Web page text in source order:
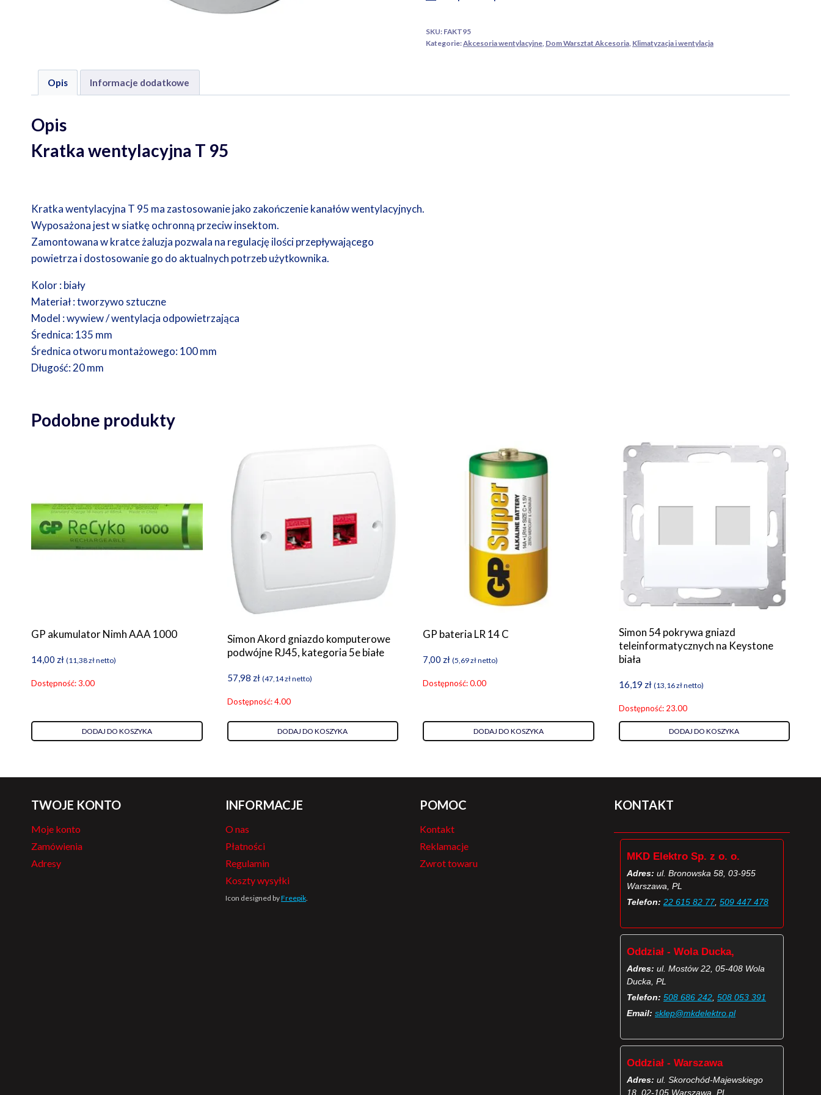
SKU: FAKT95
Kategorie:Akcesoria wentylacyjne, Dom Warsztat Akcesoria, Klimatyzacja i wentylacja
Opis Informacje dodatkowe
Opis
Kratka wentylacyjna T 95
Kratka wentylacyjna T 95 ma zastosowanie jako zakończenie kanałów wentylacyjnych.
Wyposażona jest w siatkę ochronną przeciw insektom.
Zamontowana w kratce żaluzja pozwala na regulację ilości przepływającego
powietrza i dostosowanie go do aktualnych potrzeb użytkownika.
Kolor : biały
Materiał : tworzywo sztuczne
Model : wywiew / wentylacja odpowietrzająca
Średnica: 135 mm
Średnica otworu montażowego: 100 mm
Długość: 20 mm
Podobne produkty
GP akumulator Nimh AAA 1000
14,00 zł (11,38złnetto)
Dostępność: 3.00
DODAJ DO KOSZYKA
Simon Akord gniazdo komputerowe
podwójne RJ45, kategoria 5e białe
57,98 zł (47,14złnetto)
Dostępność: 4.00
DODAJ DO KOSZYKA
GP bateria LR 14 C
7,00 zł (5,69złnetto)
Dostępność: 0.00
DODAJ DO KOSZYKA
Simon 54 pokrywa gniazd
teleinformatycznych na Keystone
biała
16,19 zł (13,16złnetto)
Dostępność: 23.00
DODAJ DO KOSZYKA
TWOJE KONTO
Moje konto
Zamówienia
Adresy
INFORMACJE
O nas
Płatności
Regulamin
Koszty wysyłki
Icon designed byFreepik
POMOC
Kontakt
Reklamacje
Zwrot towaru
KONTAKT
MKD Elektro Sp. z o. o.
Adres: ul. Bronowska 58, 03-955
Warszawa, PL
Telefon: 22 615 82 77, 509 447 478
Oddział - Wola Ducka,
Adres: ul. Mostów 22, 05-408 Wola
Ducka, PL
Telefon: 508 686 242 508 053 391
Email: sklep@mkdelektro.pl
Oddział - Warszawa
Adres: ul. Skorochód-Majewskiego
18, 02-105 Warszawa, PL